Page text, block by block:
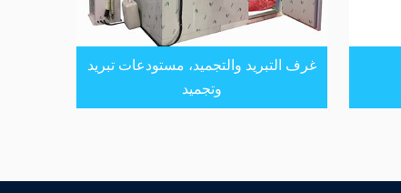
غرف التبريد والتجميد، مستودعات تبريد
وتجميد